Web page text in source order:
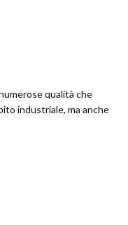
qualità che
industriale, ma anche